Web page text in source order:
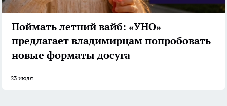
Поймать летний вайб: «УНО»
предлагает владимирцам попробовать
новые форматы досуга
23 июля